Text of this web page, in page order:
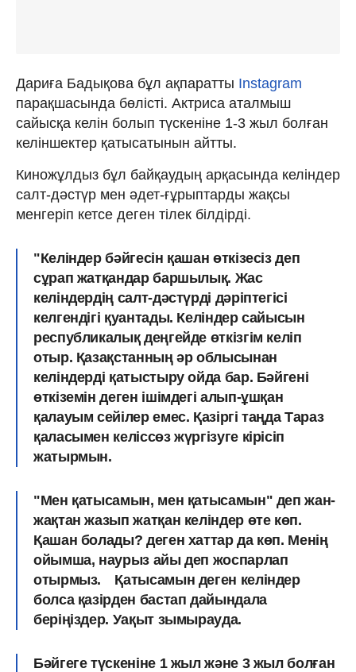
Дариға Бадықова бұл ақпаратты Instagram
парақшасында бөлісті. Актриса аталмыш
сайысқа келін болып түскеніне 1-3 жыл болған
келіншектер қатысатынын айтты.
Киножұлдыз бұл байқаудың арқасында келіндер
салт-дәстүр мен әдет-ғұрыптарды жақсы
менгеріп кетсе деген тілек білдірді.
"Келіндер бәйгесін қашан өткізесіз деп
сұрап жатқандар баршылық. Жас
келіндердің салт-дәстүрді дәріптегісі
келгендігі қуантады. Келіндер сайысын
республикалық деңгейде өткізгім келіп
отыр. Қазақстанның әр облысынан
келіндерді қатыстыру ойда бар. Бәйгені
өткіземін деген ішімдегі алып-ұшқан
қалауым сейілер емес. Қазіргі таңда Тараз
қаласымен келіссөз жүргізуге кірісіп
жатырмын. ⠀⠀
"Мен қатысамын, мен қатысамын" деп жан-
жақтан жазып жатқан келіндер өте көп.
Қашан болады? деген хаттар да көп. Менің
ойымша, наурыз айы деп жоспарлап
отырмыз.⠀ Қатысамын деген келіндер
болса қазірден бастап дайындала
беріңіздер. Уақыт зымырауда.
Бәйгеге түскеніне 1 жыл және 3 жыл болған